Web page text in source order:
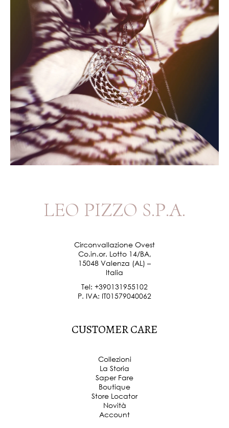
LEO PIZZO S.P.A.
Circonvallazione Ovest
Co.in.or. Lotto 14/BA,
15048 Valenza (AL) –
Italia
Tel: +390131955102
P. IVA: IT01579040062
CUSTOMERCARE
Collezioni
La Storia
Saper Fare
Boutique
Store Locator
Novità
Account